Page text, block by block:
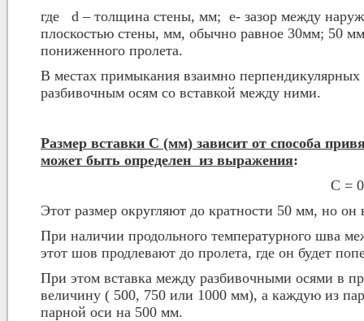
где d – толщина стены, мм; e- зазор между
плоскостью стены, мм, обычно равное 30мм; 50
пониженного пролета.
В местах примыкания взаимно
разбивочным осям со вставкой между ними.
Размер вставки С (мм) зависит от способа
может быть определен из выражения:
С =
Этот размер округляют до кратности 50 мм, но
При наличии продольного температурного шва
этот шов продлевают до пролета, где он будет
При этом вставка между разбивочными осями в
величину ( 500, 750 или 1000 мм), а каждую из
парной оси на 500 мм.